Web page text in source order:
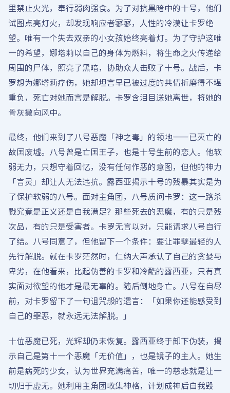
里禁止火光，奉行弱肉强食。为了对抗黑暗中的十号，他们
试图点亮灯火，却发现响应者寥寥，人性的冷漠让卡罗绝
望。唯有一个失去双亲的小女孩始终亮着灯。为了守护这唯
一的希望，娜塔莉以自己的身体为燃料，将生命之火传递给
周围的尸体，照亮了黑暗，协助众人击败了十号。战后，卡
罗想为娜塔莉疗伤，她却坦言早已被过度的共情折磨得不堪
重负，死亡对她而言是解脱。卡罗含泪目送她离世，将她的
骨灰撒向风中。
最终，他们来到了八号恶魔「神之毒」的领地——已灭亡的
故国废墟。八号曾是亡国王子，也是十号生前的恋人。他软
弱无力，只想守着回忆，没有任何作恶的意图，但他的神力
「言灵」却让人无法违抗。露西亚揭示十号的残暴其实是为
了保护软弱的八号。面对主角团，八号质问卡罗：这一路杀
戮究竟是正义还是自我满足？那些死去的恶魔，有的只是残
次品，有的只是受害者。卡罗无言以对，只能请求八号自行
了结。八号同意了，但他留下一个条件：要让罪孽最轻的人
先行解脱。就在卡罗茫然时，仁纳大声承认了自己的贪婪与
卑劣，在他看来，比起伪善的卡罗和冷酷的露西亚，只有真
实面对欲望的他才是最无辜的。随后倒地身亡。八号在自尽
前，对卡罗留下了一句诅咒般的遗言：「如果你还能感受到
自己的罪恶，就永远无法解脱。」
十位恶魔已死，光辉却仍未恢复。露西亚终于卸下伪装，揭
示自己是第十一个恶魔「无价值」，也是镜子的主人。她生
前是病死的少女，认为世界充满痛苦，唯一的慈悲就是让一
切归于虚无。她利用主角团收集神格，计划成神后自我毁